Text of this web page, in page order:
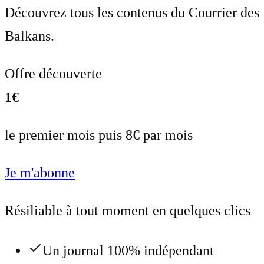
Découvrez tous les contenus du Courrier des
Balkans.
Offre découverte
1€
le premier mois puis 8€ par mois
Je m'abonne
Résiliable à tout moment en quelques clics
Un journal 100% indépendant